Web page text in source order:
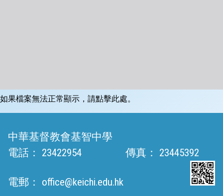
如果檔案無法正常顯示，請點擊此處。
中華基督教會基智中學
電話：
23422954 傳真： 23445392
電郵： office@keichi.edu.hk